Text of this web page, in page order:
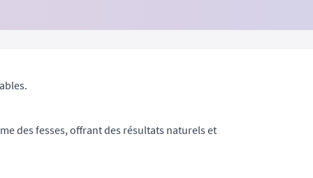
des fesses, offrant des résultats naturels et